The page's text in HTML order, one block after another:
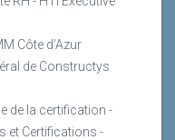
Côte d’Azur
de Constructys
de la certification -
et Certifications -